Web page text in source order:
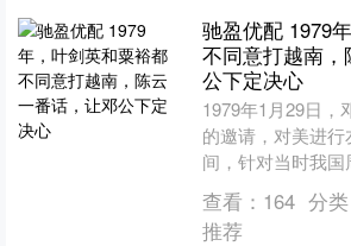
驰盈优配 1979
不同意打越南
公下定决心
1979年1月29日，
的邀请，对美进
间，针对当时我
境，有记者向邓公
因为柬埔寨的局势
查看： 164 分类
推荐